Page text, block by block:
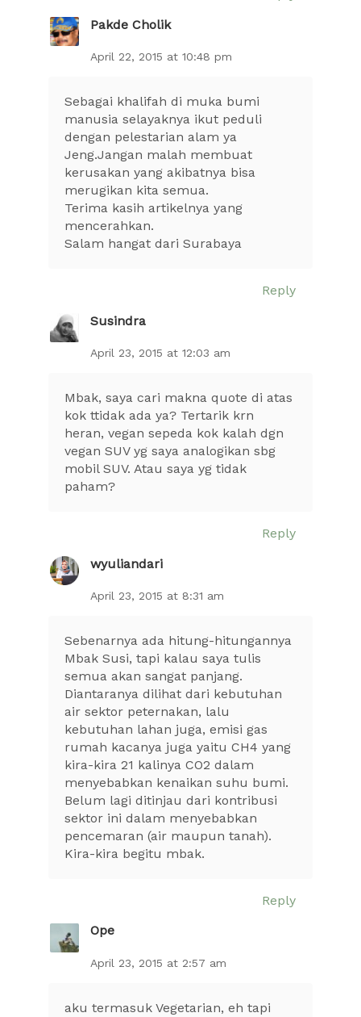
Pakde Cholik
April 22, 2015 at 10:48 pm
Sebagai khalifah di muka bumi
manusia selayaknya ikut peduli
dengan pelestarian alam ya
Jeng.Jangan malah membuat
kerusakan yang akibatnya bisa
merugikan kita semua.
Terima kasih artikelnya yang
mencerahkan.
Salam hangat dari Surabaya
Reply
Susindra
April 23, 2015 at 12:03 am
Mbak, saya cari makna quote di atas
kok ttidak ada ya? Tertarik krn
heran, vegan sepeda kok kalah dgn
vegan SUV yg saya analogikan sbg
mobil SUV. Atau saya yg tidak
paham?
Reply
wyuliandari
April 23, 2015 at 8:31 am
Sebenarnya ada hitung-hitungannya
Mbak Susi, tapi kalau saya tulis
semua akan sangat panjang.
Diantaranya dilihat dari kebutuhan
air sektor peternakan, lalu
kebutuhan lahan juga, emisi gas
rumah kacanya juga yaitu CH4 yang
kira-kira 21 kalinya CO2 dalam
menyebabkan kenaikan suhu bumi.
Belum lagi ditinjau dari kontribusi
sektor ini dalam menyebabkan
pencemaran (air maupun tanah).
Kira-kira begitu mbak.
Reply
Ope
April 23, 2015 at 2:57 am
aku termasuk Vegetarian, eh tapi